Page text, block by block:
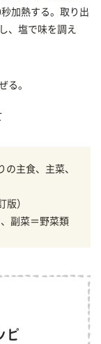
加熱する。取り出
、塩で味を調え
る。
主食、主菜、
版）
副菜＝野菜類